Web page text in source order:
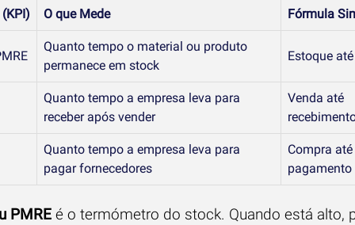
O que Mede Fórmula
Quanto tempo o material ou produto
permanece em stock
Estoque
Quanto tempo a empresa leva para
receber após vender
Venda até
Quanto tempo a empresa leva para
pagar fornecedores
Compra até
pagamento
PMRE é o termómetro do stock. Quando está alto,